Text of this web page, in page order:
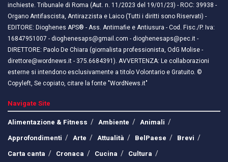
inchieste. Tribunale di Roma (Aut. n. 11/2023 del 19/01/23) - ROC: 39938 -
Organo Antifascista, Antirazzista e Laico (Tutti i diritti sono Riservati) -
EDITORE: Dioghenes APS® - Ass. Antimafie e Antiusura - Cod. Fisc./P. Iva:
16847951007 - dioghenesaps@gmail.com - dioghenesaps@pec.it - ​​
DIRETTORE: Paolo De Chiara (giornalista professionista, OdG Molise -
direttore@wordnews.it - ​​375.6684391). AVVERTENZA: Le collaborazioni
esterne si intendono esclusivamente a titolo Volontario e Gratuito. ©
Copyleft, Se copiato, citare la fonte "WordNews.it"
Navigate Site
Alimentazione & Fitness
Ambiente
Animali
Approfondimenti
Arte Attualità BelPaese
Brevi
Carta canta
Cronaca Cucina
Cultura